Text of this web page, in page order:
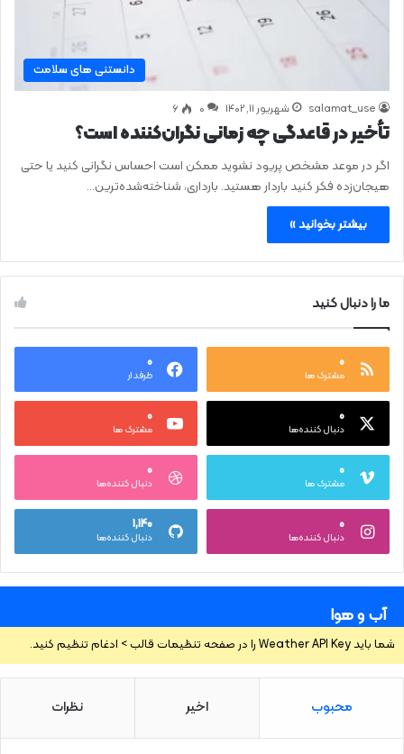
دانستنی های سلامت
salamat_use شهریور ۱۱, ۱۴۰۲ 0 ۶
تأخیر در قاعدگی چه زمانی نگران‌کننده است؟
اگر در موعد مشخص پریود نشوید ممکن است احساس نگرانی کنید یا حتی
هیجان‌زده فکر کنید باردار هستید. بارداری، شناخته‌شده‌ترین…
بیشتر بخوانید »
ما را دنبال کنید
۰
مشترک ها
۰
طرفدار
۰
دنبال کننده‌ها
۰
مشترک ها
۰
مشترک ها
۰
دنبال کننده‌ها
۰
دنبال کننده‌ها
۱,۱۴۰
دنبال کننده‌ها
آب و هوا
شما باید Weather API Key را در صفحه تنظیمات قالب > ادغام تنظیم کنید.
محبوب اخیر نظرات